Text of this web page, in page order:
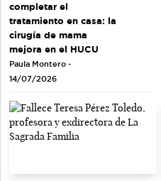
completar el
tratamiento en casa: la
cirugía de mama
mejora en el HUCU
Paula Montero -
14/07/2026